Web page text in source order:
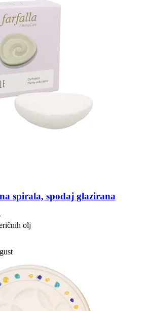
spirala, spodaj glazirana
olj